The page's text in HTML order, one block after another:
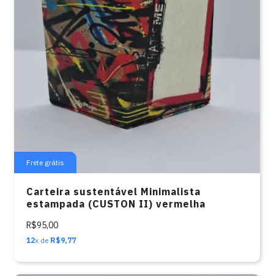
Frete grátis
Carteira sustentável Minimalista
estampada (CUSTON II) vermelha
R$95,00
12x de R$9,77